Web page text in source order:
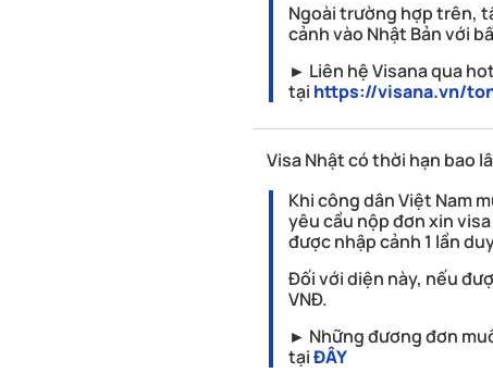
Ngoài trường hợp trên,
cảnh vào Nhật Bản với
► Liên hệ Visana qua
tại https://visana.vn/
Visa Nhật có thời hạn bao
Khi công dân Việt Nam
yêu cầu nộp đơn xin
được nhập cảnh 1 lần
Đối với diện này, nếu
VNĐ.
► Những đương đơn
tạiĐÂY